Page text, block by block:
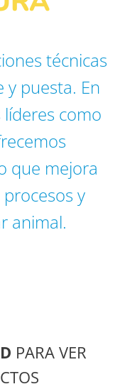
técnicas
y puesta. En
líderes como
que mejora
y
animal.
PARA VER